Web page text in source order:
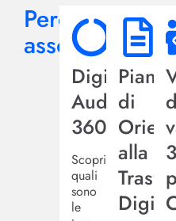
Perché
associarsi?
Digital
Audit
360
Scopri
quali
sono
le
Piano
di
alla